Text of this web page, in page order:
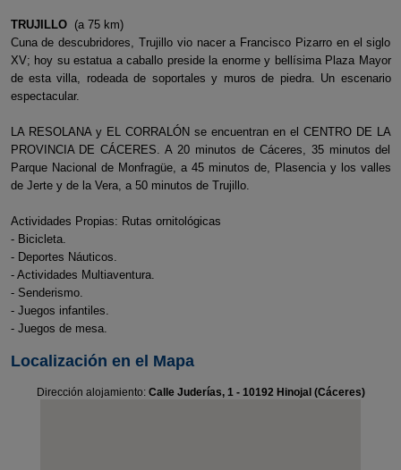
TRUJILLO(a 75 km)
Cuna de descubridores, Trujillo vio nacer a Francisco Pizarro en el siglo
XV; hoy su estatua a caballo preside la enorme y bellísima Plaza Mayor
de esta villa, rodeada de soportales y muros de piedra. Un escenario
espectacular.
LA RESOLANA y EL CORRALÓN se encuentran en el CENTRO DE LA
PROVINCIA DE CÁCERES. A 20 minutos de Cáceres, 35 minutos del
Parque Nacional de Monfragüe, a 45 minutos de, Plasencia y los valles
de Jerte y de la Vera, a 50 minutos de Trujillo.
Actividades Propias: Rutas ornitológicas
- Bicicleta.
- Deportes Náuticos.
- Actividades Multiaventura.
- Senderismo.
- Juegos infantiles.
- Juegos de mesa.
Localización en el Mapa
Dirección alojamiento: Calle Juderías, 1 - 10192 Hinojal (Cáceres)